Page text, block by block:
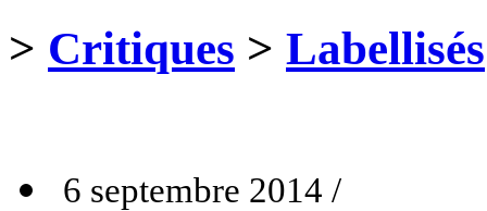
> Critiques > Labellisés
6 septembre 2014 /